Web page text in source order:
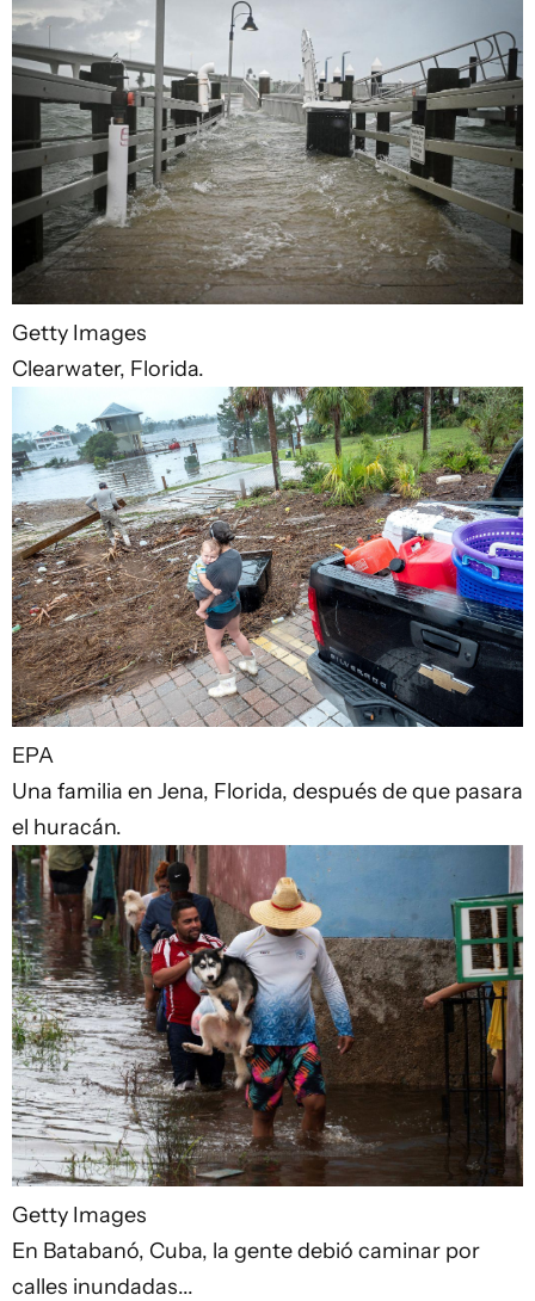
Getty Images
Clearwater, Florida.
EPA
Una familia en Jena, Florida, después de que pasara
el huracán.
Getty Images
En Batabanó, Cuba, la gente debió caminar por
calles inundadas...